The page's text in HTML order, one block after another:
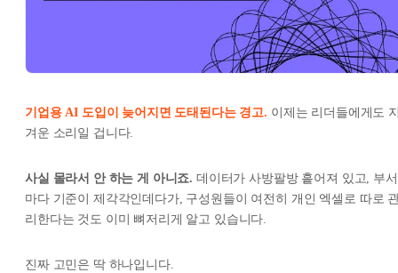
기업용 AI 도입이 늦어지면 도태된다는 경고. 이제는 리더들에게도
겨운 소리일 겁니다.
사실 몰라서 안 하는 게 아니죠. 데이터가 사방팔방 흩어져 있고, 부서
마다 기준이 제각각인데다가, 구성원들이 여전히 개인 엑셀로 따로
리한다는 것도 이미 뼈저리게 알고 있습니다.
진짜 고민은 딱 하나입니다.